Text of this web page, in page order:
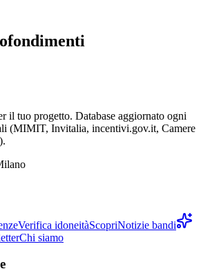
il tuo progetto. Database aggiornato ogni
(MIMIT, Invitalia, incentivi.gov.it, Camere
Verifica idoneitàScopriNotizie bandi
Chi siamo